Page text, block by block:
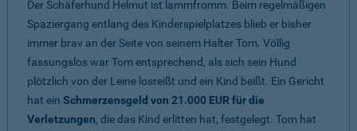
Der Schäferhund Helmut ist lammfromm. Beim regelmäßigen
Spaziergang entlang des Kinderspielplatzes blieb er bisher
immer brav an der Seite von seinem Halter Tom. Völlig
fassungslos war Tom entsprechend, als sich sein Hund
plötzlich von der Leine losreißt und ein Kind beißt. Ein Gericht
hat ein Schmerzensgeld von 21.000 EUR für die
Verletzungen, die das Kind erlitten hat, festgelegt. Tom hat